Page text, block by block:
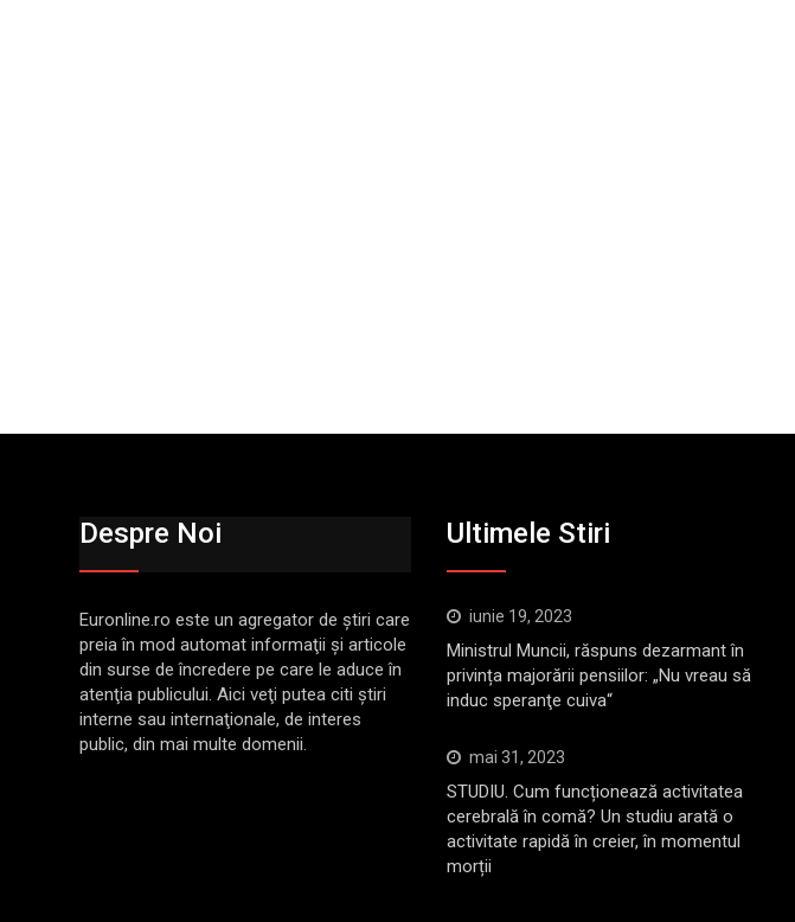
Despre Noi
Euronline.ro este un agregator de ştiri care
preia în mod automat informaţii şi articole
din surse de încredere pe care le aduce în
atenţia publicului. Aici veţi putea citi ştiri
interne sau internaţionale, de interes
public, din mai multe domenii.
Ultimele Stiri
iunie 19, 2023
Ministrul Muncii, răspuns dezarmant în
privința majorării pensiilor: „Nu vreau să
induc speranţe cuiva“
mai 31, 2023
STUDIU. Cum funcționează activitatea
cerebrală în comă? Un studiu arată o
activitate rapidă în creier, în momentul
morții